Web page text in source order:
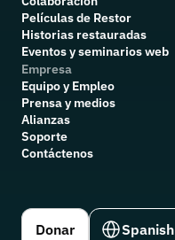
Películas de Restor
Historias restauradas
Eventos y seminarios web
Empresa
Equipo y Empleo
Prensa y medios
Alianzas
Soporte
Contáctenos
Donar
Select Language
Spanish